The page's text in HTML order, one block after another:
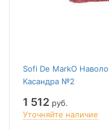
Sofi De MarkO
Касандра №2
1 512 руб.
Уточняйте наличие